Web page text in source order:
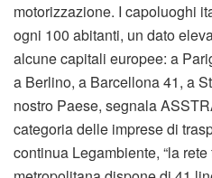
motorizzazione. I capoluoghi
ogni 100 abitanti, un dato
alcune capitali europee: a
a Berlino, a Barcellona 41, a
nostro Paese, segnala
categoria delle imprese di
continua Legambiente, “la